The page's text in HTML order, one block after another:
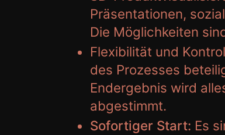
Präsentationen,
Die Möglichkeiten
Flexibilität und
des Prozesses
Endergebnis wird
abgestimmt.
Sofortiger Start: Es